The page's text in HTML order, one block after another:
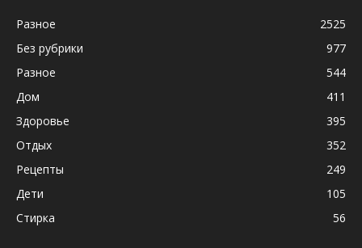
Разное
2525
Без рубрики
977
Разное
544
Дом
411
Здоровье
395
Отдых
352
Рецепты
249
Дети
105
Стирка
56